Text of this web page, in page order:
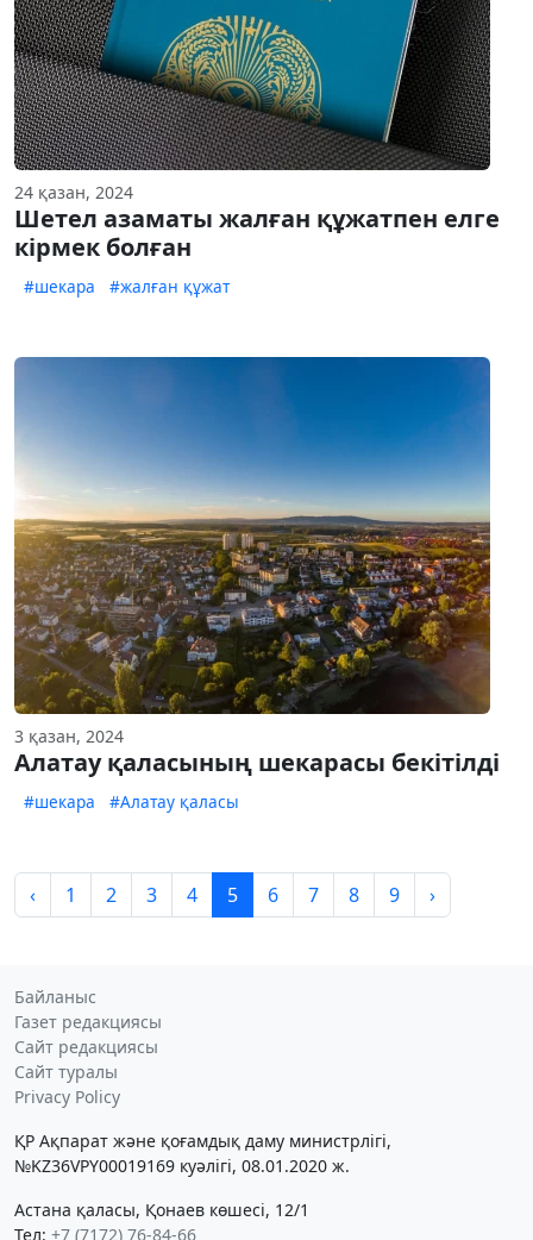
24 қазан, 2024
Шетел азаматы жалған құжатпен елге
кірмек болған
#шекара #жалған құжат
3 қазан, 2024
Алатау қаласының шекарасы бекітілді
#шекара #Алатау қаласы
‹ 1 2 3 4 5 6 7 8 9 ›
Байланыс
Газет редакциясы
Сайт редакциясы
Сайт туралы
Privacy Policy
ҚР Ақпарат және қоғамдық даму министрлігі,
№KZ36VPY00019169 куәлігі, 08.01.2020 ж.
Астана қаласы, Қонаев көшесі, 12/1
Тел: +7 (7172) 76-84-66